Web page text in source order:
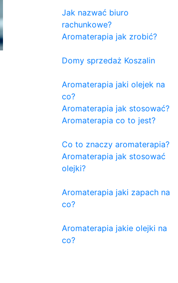
Jak nazwać biuro
rachunkowe?
Aromaterapia jak zrobić?
Domy sprzedaż Koszalin
Aromaterapia jaki olejek na
co?
Aromaterapia jak stosować?
Aromaterapia co to jest?
Co to znaczy aromaterapia?
Aromaterapia jak stosować
olejki?
Aromaterapia jaki zapach na
co?
Aromaterapia jakie olejki na
co?